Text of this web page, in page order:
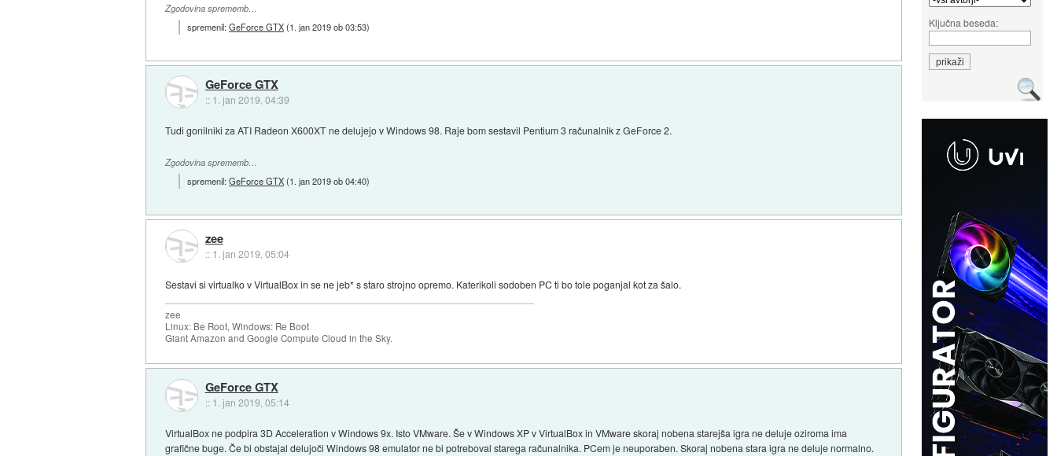
Ključna beseda:
Zgodovina sprememb…
spremenil:GeForce GTX(1. jan 2019 ob 03:53)
GeForce GTX
:: 1. jan 2019, 04:39
Tudi gonilniki za ATI Radeon X600XT ne delujejo v Windows 98. Raje bom sestavil Pentium 3 računalnik z GeForce 2.
Zgodovina sprememb…
spremenil:GeForce GTX(1. jan 2019 ob 04:40)
zee
:: 1. jan 2019, 05:04
Sestavi si virtualko v VirtualBox in se ne jeb* s staro strojno opremo. Katerikoli sodoben PC ti bo tole poganjal kot za šalo.
zee
Linux: Be Root, Windows: Re Boot
Giant Amazon and Google Compute Cloud in the Sky.
GeForce GTX
:: 1. jan 2019, 05:14
VirtualBox ne podpira 3D Acceleration v Windows 9x. Isto VMware. Še v Windows XP v VirtualBox in VMware skoraj nobena starejša igra ne deluje oziroma ima
grafične buge. Če bi obstajal delujoči Windows 98 emulator ne bi potreboval starega računalnika. PCem je neuporaben. Skoraj nobena stara igra ne deluje normalno.